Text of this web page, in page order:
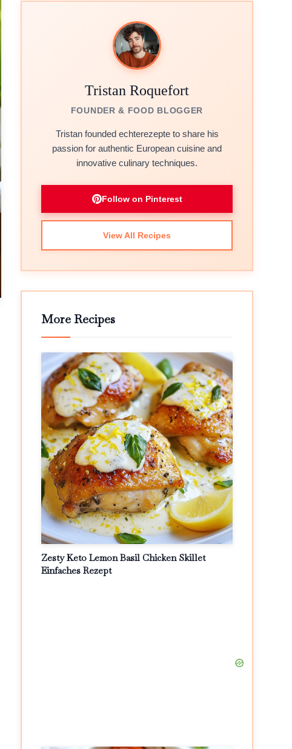
Tristan Roquefort
FOUNDER & FOOD BLOGGER
Tristan founded echterezepte to share his
passion for authentic European cuisine and
innovative culinary techniques.
Follow on Pinterest
View All Recipes
More Recipes
Zesty Keto Lemon Basil Chicken Skillet
Einfaches Rezept